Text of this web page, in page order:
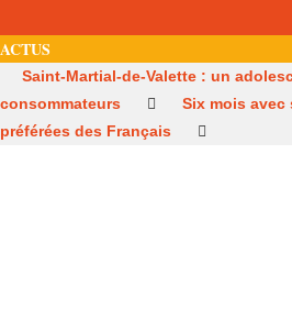
ACTUS
Saint-Martial-de-Valette : un
consommateurs
Six mois avec
préférées des Français